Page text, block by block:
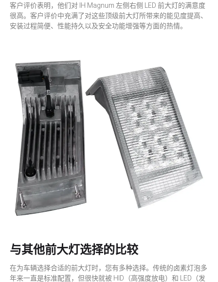
客户评价表明，他们对 IH Magnum 左侧右侧 LED 前大灯的满意度
很高。客户评价中充满了对这些顶级前大灯所带来的能见度提高、
安装过程简便、性能持久以及安全功能增强等方面的热情。
与其他前大灯选择的比较
在为车辆选择合适的前大灯时，您有多种选择。传统的卤素灯泡多
年来一直是标准配置，但很快就被 HID（高强度放电）和 LED（发